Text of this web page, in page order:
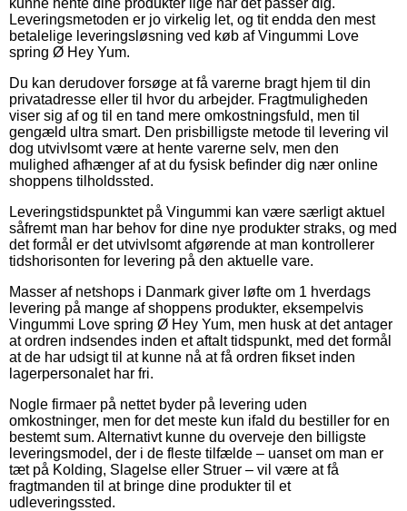
Leveringsmetoden er jo virkelig let, og tit endda den mest
betalelige leveringsløsning ved køb af Vingummi Love
spring Ø Hey Yum.
Du kan derudover forsøge at få varerne bragt hjem til din
privatadresse eller til hvor du arbejder. Fragtmuligheden
viser sig af og til en tand mere omkostningsfuld, men til
gengæld ultra smart. Den prisbilligste metode til levering vil
dog utvivlsomt være at hente varerne selv, men den
mulighed afhænger af at du fysisk befinder dig nær online
shoppens tilholdssted.
Leveringstidspunktet på Vingummi kan være særligt aktuel
såfremt man har behov for dine nye produkter straks, og med
det formål er det utvivlsomt afgørende at man kontrollerer
tidshorisonten for levering på den aktuelle vare.
Masser af netshops i Danmark giver løfte om 1 hverdags
levering på mange af shoppens produkter, eksempelvis
Vingummi Love spring Ø Hey Yum, men husk at det antager
at ordren indsendes inden et aftalt tidspunkt, med det formål
at de har udsigt til at kunne nå at få ordren fikset inden
lagerpersonalet har fri.
Nogle firmaer på nettet byder på levering uden
omkostninger, men for det meste kun ifald du bestiller for en
bestemt sum. Alternativt kunne du overveje den billigste
leveringsmodel, der i de fleste tilfælde – uanset om man er
tæt på Kolding, Slagelse eller Struer – vil være at få
fragtmanden til at bringe dine produkter til et
udleveringssted.